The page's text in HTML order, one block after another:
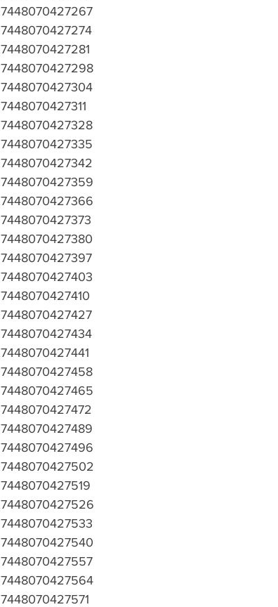
7448070427267
7448070427274
7448070427281
7448070427298
7448070427304
7448070427311
7448070427328
7448070427335
7448070427342
7448070427359
7448070427366
7448070427373
7448070427380
7448070427397
7448070427403
7448070427410
7448070427427
7448070427434
7448070427441
7448070427458
7448070427465
7448070427472
7448070427489
7448070427496
7448070427502
7448070427519
7448070427526
7448070427533
7448070427540
7448070427557
7448070427564
7448070427571